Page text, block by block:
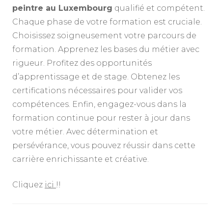
peintre au Luxembourg qualifié et compétent.
Chaque phase de votre formation est cruciale.
Choisissez soigneusement votre parcours de
formation. Apprenez les bases du métier avec
rigueur. Profitez des opportunités
d’apprentissage et de stage. Obtenez les
certifications nécessaires pour valider vos
compétences. Enfin, engagez-vous dans la
formation continue pour rester à jour dans
votre métier. Avec détermination et
persévérance, vous pouvez réussir dans cette
carrière enrichissante et créative.
Cliquez ici !!